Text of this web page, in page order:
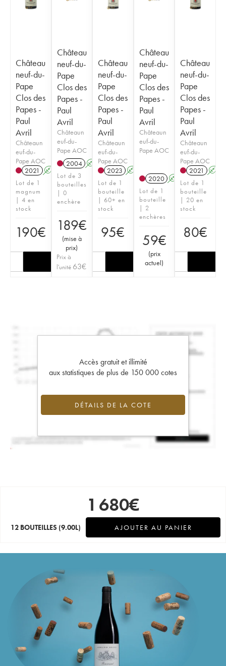
Château
neuf-du-
Pape
Clos des
Papes -
Paul
Avril
Châteaun
euf-du-
Pape AOC
2021
A
Lot de 1
magnum
| 4 en
stock
190€
Château
neuf-du-
Pape
Clos des
Papes -
Paul
Avril
Châteaun
euf-du-
Pape AOC
2004 A
Lot de 3
bouteilles
| 0
enchère
189€
(mise à
prix)
Prix à
l'unité 63€
Château
neuf-du-
Pape
Clos des
Papes -
Paul
Avril
Châteaun
euf-du-
Pape AOC
2023 A
Lot de 1
bouteille
| 60+ en
stock
95€
Château
neuf-du-
Pape
Clos des
Papes -
Paul
Avril
Châteaun
euf-du-
Pape AOC
2020 A
Lot de 1
bouteille
| 2
enchères
59€
(prix
actuel)
Château
neuf-du-
Pape
Clos des
Papes -
Paul
Avril
Châteaun
euf-du-
Pape AOC
2021
A
Lot de 1
bouteille
| 20 en
stock
80€
Accès gratuit et illimité
aux statistiques de plus de 150 000 cotes
DÉTAILS DE LA COTE
1 680€
12 BOUTEILLES (9.00L) AJOUTER AU PANIER